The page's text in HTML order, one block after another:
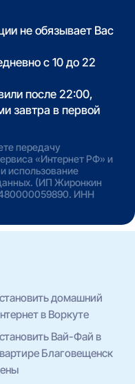
не обязывает Вас
с 10 до 22
после 22:00,
завтра в первой
передачу
«Интернет РФ» и
использование
(ИП Жиронкин
ИНН
домашний
в Воркуте
Вай-Фай в
Благовещенск